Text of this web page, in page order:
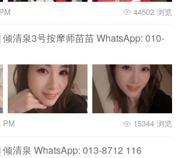
44502 浏览
清泉3号按摩师苗苗 WhatsApp: 010-
PM 15344 浏览
清泉 WhatsApp: 013-8712 116